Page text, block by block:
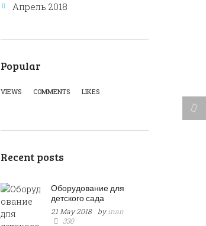
Апрель 2018
Popular
VIEWS COMMENTS LIKES
Recent posts
Оборудование для
детского сада
21 May 2018 byinan
330